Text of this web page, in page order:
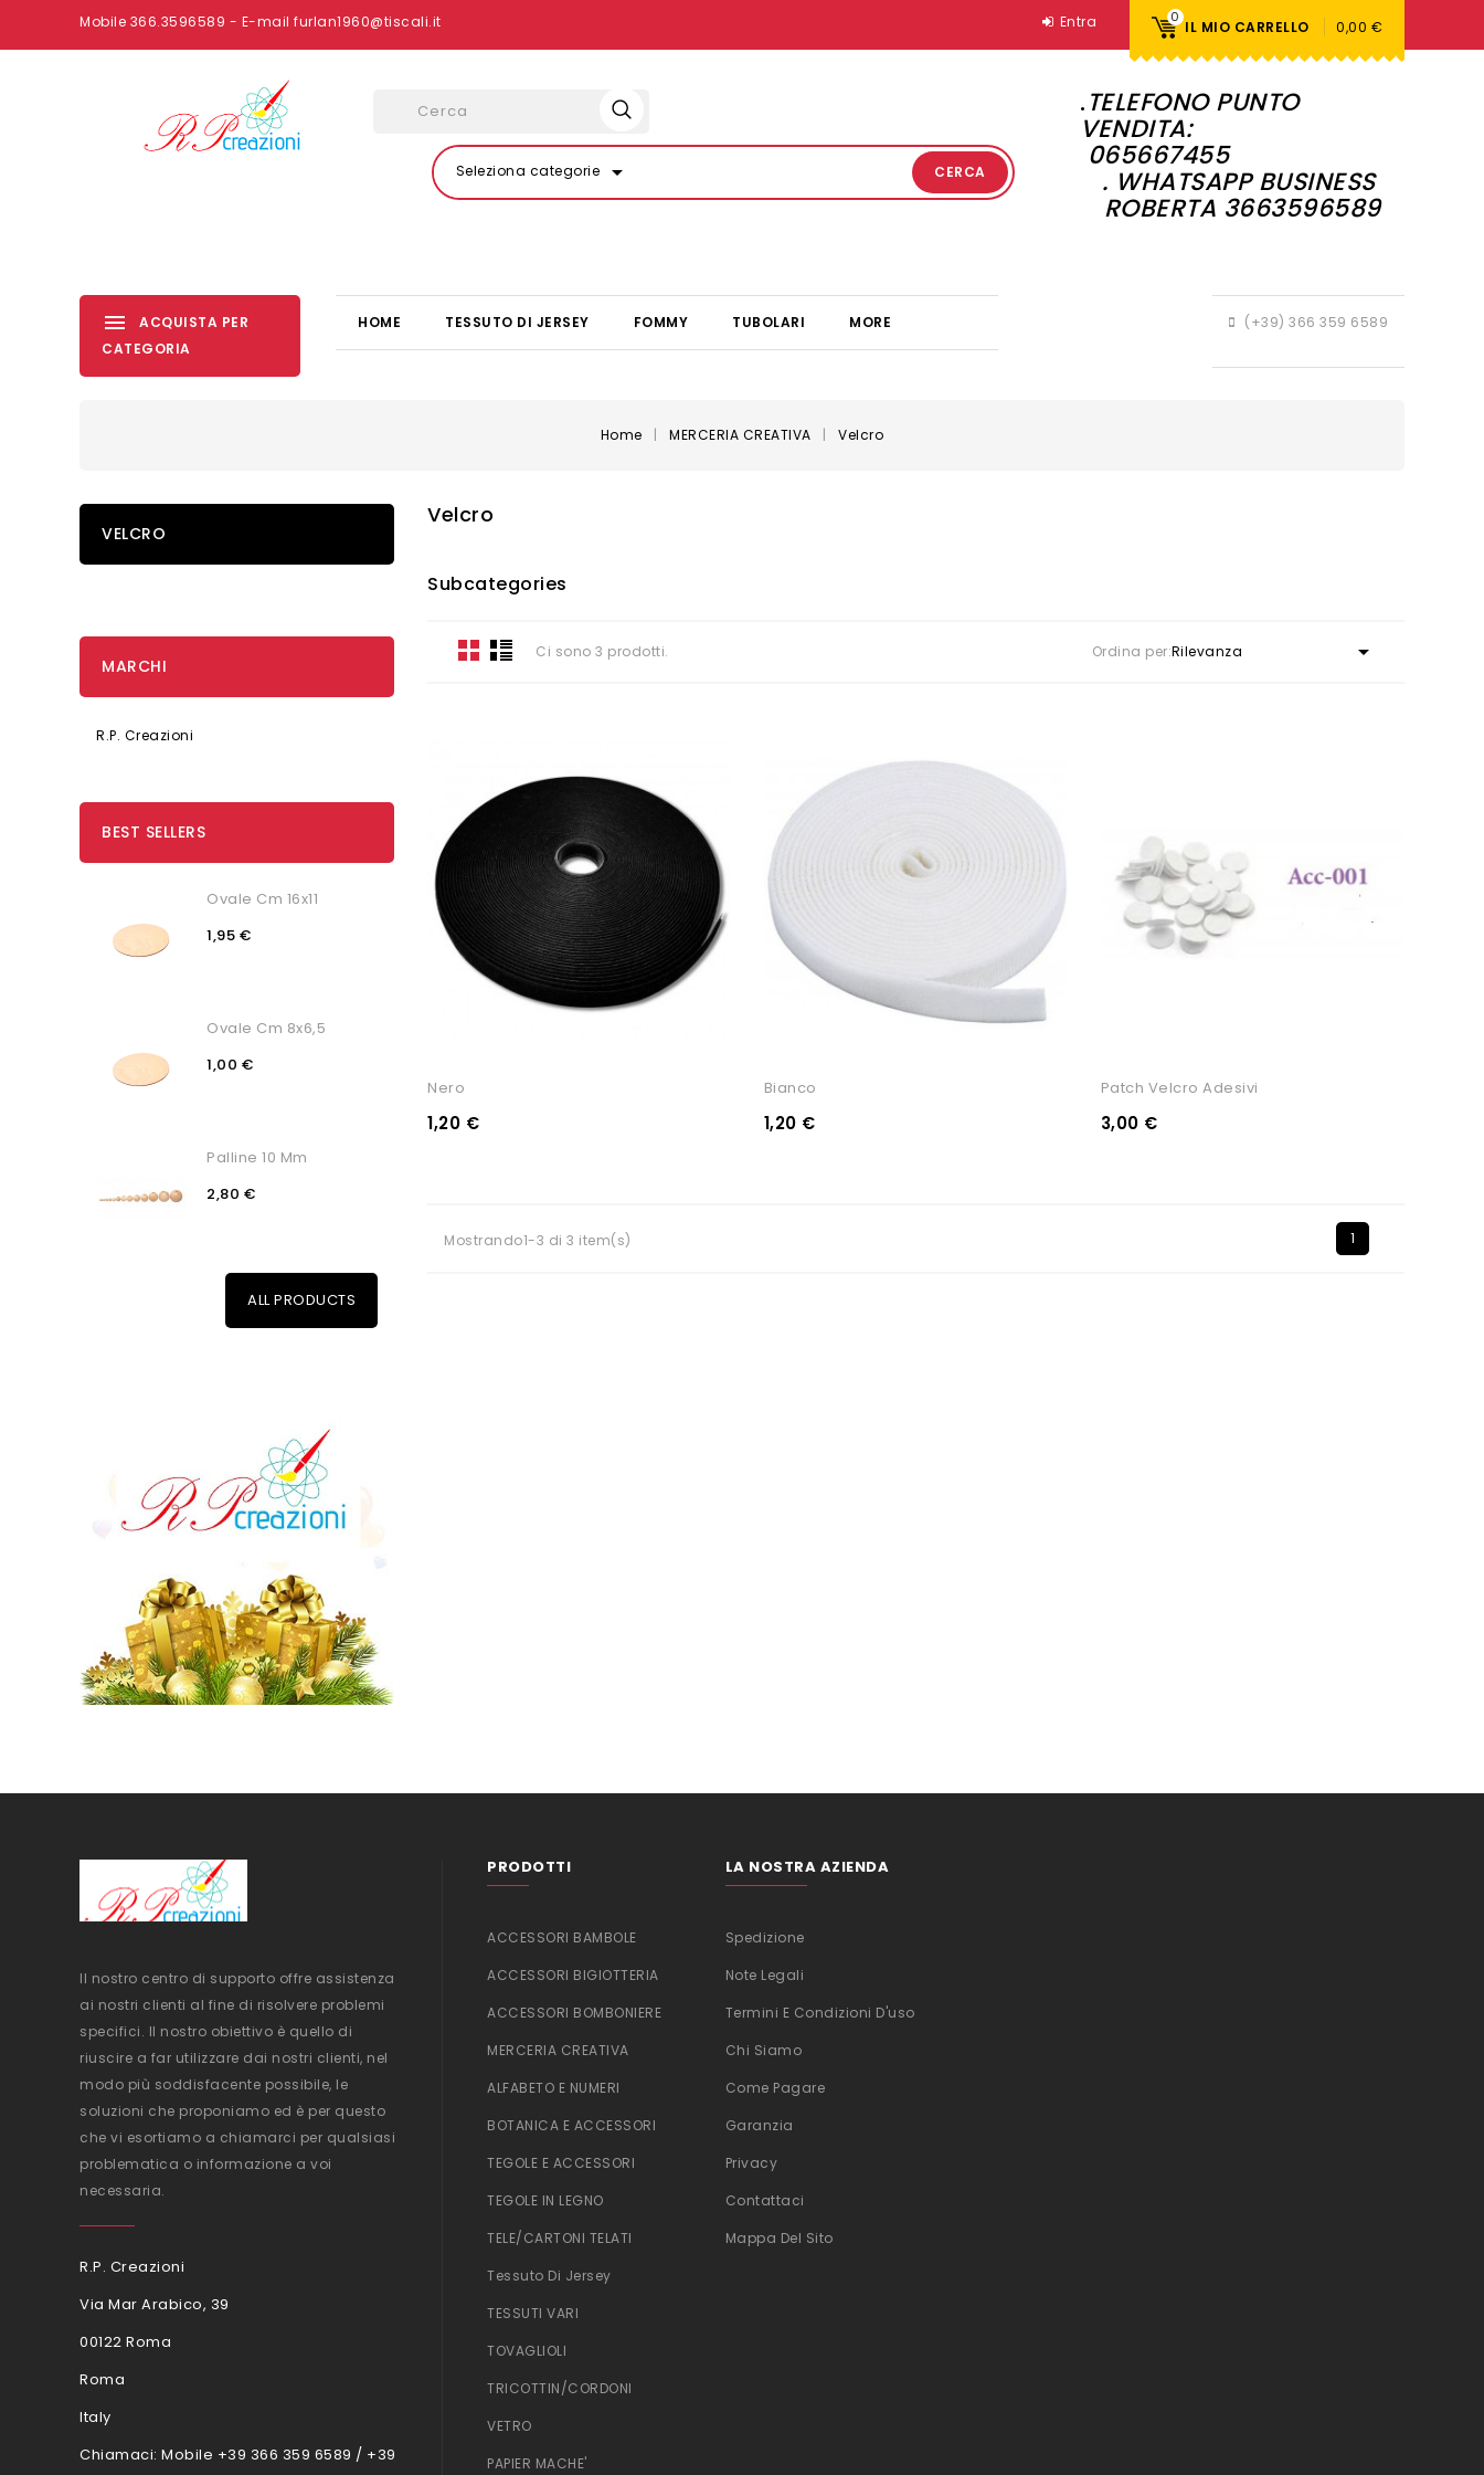
Mobile 366.3596589 - E-mail furlan1960@tiscali.it 0
IL MIO CARRELLO 0,00 €
Entra
.TELEFONO PUNTO
VENDITA:
065667455
. WHATSAPP BUSINESS
ROBERTA 3663596589
Seleziona categorie arrow_drop_down CERCA
ACQUISTA PER
CATEGORIA
HOME TESSUTO DI JERSEY FOMMY TUBOLARI MORE (+39) 366 359 6589
Home MERCERIA CREATIVA Velcro
VELCRO
MARCHI
R.P. Creazioni
BEST SELLERS
Ovale Cm 16x11
1,95 €
Ovale Cm 8x6,5
1,00 €
Palline 10 Mm
2,80 €
ALL PRODUCTS
Velcro
Subcategories
Ci sono 3 prodotti. Ordina per:Rilevanza 
Nero
1,20 €
Bianco
1,20 €
Patch Velcro Adesivi
3,00 €
Mostrando1-3 di 3 item(s) 1
Il nostro centro di supporto offre assistenza
ai nostri clienti al fine di risolvere problemi
specifici. Il nostro obiettivo è quello di
riuscire a far utilizzare dai nostri clienti, nel
modo più soddisfacente possibile, le
soluzioni che proponiamo ed è per questo
che vi esortiamo a chiamarci per qualsiasi
problematica o informazione a voi
necessaria.
R.P. Creazioni
Via Mar Arabico, 39
00122 Roma
Roma
Italy
Chiamaci: Mobile +39 366 359 6589 / +39
PRODOTTI
ACCESSORI BAMBOLE
ACCESSORI BIGIOTTERIA
ACCESSORI BOMBONIERE
MERCERIA CREATIVA
ALFABETO E NUMERI
BOTANICA E ACCESSORI
TEGOLE E ACCESSORI
TEGOLE IN LEGNO
TELE/CARTONI TELATI
Tessuto Di Jersey
TESSUTI VARI
TOVAGLIOLI
TRICOTTIN/CORDONI
VETRO
PAPIER MACHE'
LA NOSTRA AZIENDA
Spedizione
Note Legali
Termini E Condizioni D'uso
Chi Siamo
Come Pagare
Garanzia
Privacy
Contattaci
Mappa Del Sito